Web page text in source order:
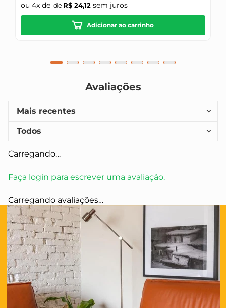
ou 4x de R$ 24,12sem juros
Adicionar ao carrinho
Avaliações
Carregando…
Faça login para escrever uma avaliação.
Mais recentes
Todos
Carregando avaliações…